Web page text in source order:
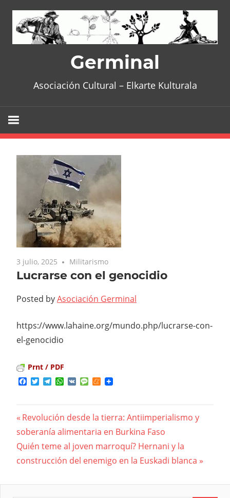
content
Germinal
Asociación Cultural – Elkarte Kulturala
3 julio, 2025 Militarismo
Lucrarse con el genocidio
Posted byAsociación Germinal
https://www.lahaine.org/mundo.php/lucrarse-con-
el-genocidio
Prnt / PDF
Facebook
TwitterTelegram
WhatsApp
VK MessageMeneame
Navegación
de
Previous
Post:
Revolución desde la tierra: Antiimperialismo y
soberanía alimentaria en Burkina Faso
Next
Post:
Quién teme al joven marroquí? Hernani y la
construcción del enemigo en la Euskadi blanca